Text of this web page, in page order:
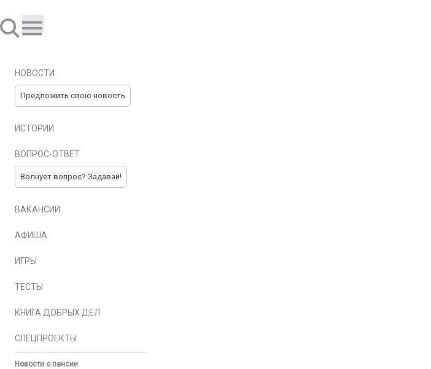
НОВОСТИ
Предложить свою новость
ИСТОРИИ
ВОПРОС-ОТВЕТ
Волнует вопрос? Задавай!
ВАКАНСИИ
АФИША
ИГРЫ
ТЕСТЫ
КНИГА ДОБРЫХ ДЕЛ
СПЕЦПРОЕКТЫ
Новости о пенсии